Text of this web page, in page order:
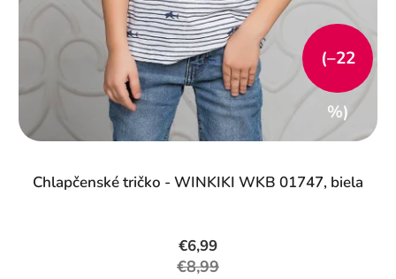
Chlapčenské tričko - WINKIKI WKB 01747, biela
€6,99
€8,99
(–22
%)